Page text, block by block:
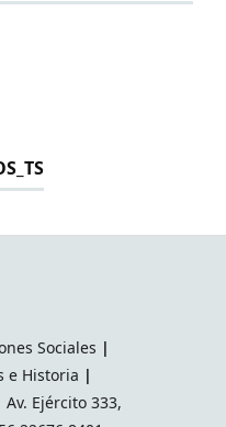
línea)
Sociales |
e Historia |
Av. Ejército 333,